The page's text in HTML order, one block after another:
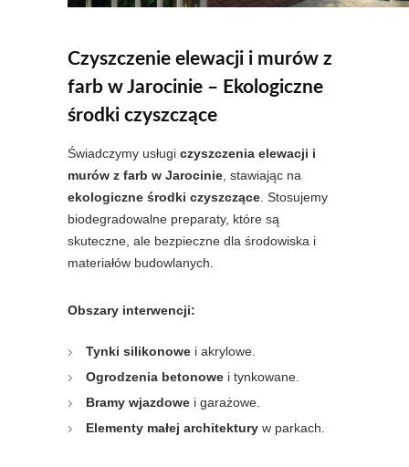
Czyszczenie elewacji i murów z
farb w Jarocinie – Ekologiczne
środki czyszczące
Świadczymy usługi czyszczenia elewacji i
murów z farb w Jarocinie , stawiając na
ekologiczne środki czyszczące . Stosujemy
biodegradowalne preparaty, które są
skuteczne, ale bezpieczne dla środowiska i
materiałów budowlanych.
Obszary interwencji:
Tynki silikonowe i akrylowe.
Ogrodzenia betonowe i tynkowane.
Bramy wjazdowe i garażowe.
Elementy małej architektury w parkach.